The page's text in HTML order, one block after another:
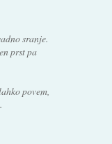
sranje.
prst pa
povem,